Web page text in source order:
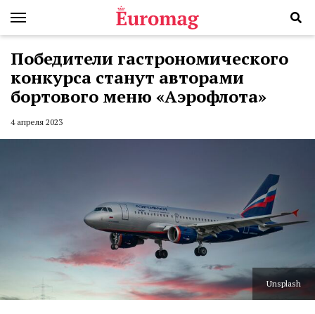
Победители гастрономического
конкурса станут авторами
бортового меню «Аэрофлота»
4 апреля 2023
Unsplash